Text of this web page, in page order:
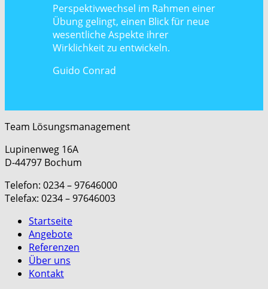
Perspektivwechsel im Rahmen einer
Übung gelingt, einen Blick für neue
wesentliche Aspekte ihrer
Wirklichkeit zu entwickeln.
Guido Conrad
Team Lösungsmanagement
Lupinenweg 16A
D-44797 Bochum
Telefon: 0234 – 97646000
Telefax: 0234 – 97646003
Startseite
Angebote
Referenzen
Über uns
Kontakt